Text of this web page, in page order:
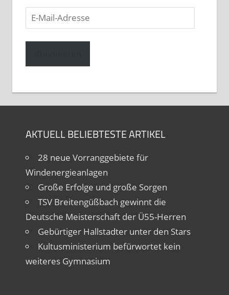
E-
Mail-
Adresse
AKTUELL BELIEBTESTE ARTIKEL
28 neue Vorranggebiete für
Windenergieanlagen
Große Erfolge und große Sorgen
TSV Breitengüßbach gewinnt die
Deutsche Meisterschaft der Ü55-Herren
Gebürtiger Hallstadter unter den Stars
Kultusministerium befürwortet kein
weiteres Gymnasium